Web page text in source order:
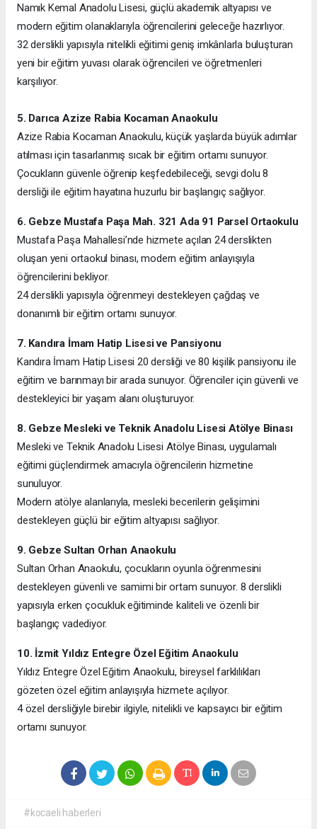
Namık Kemal Anadolu Lisesi, güçlü akademik altyapısı ve
modern eğitim olanaklarıyla öğrencilerini geleceğe hazırlıyor.
32 derslikli yapısıyla nitelikli eğitimi geniş imkânlarla buluşturan
yeni bir eğitim yuvası olarak öğrencileri ve öğretmenleri
karşılıyor.
5. Darıca Azize Rabia Kocaman Anaokulu
Azize Rabia Kocaman Anaokulu, küçük yaşlarda büyük adımlar
atılması için tasarlanmış sıcak bir eğitim ortamı sunuyor.
Çocukların güvenle öğrenip keşfedebileceği, sevgi dolu 8
dersliği ile eğitim hayatına huzurlu bir başlangıç sağlıyor.
6. Gebze Mustafa Paşa Mah. 321 Ada 91 Parsel Ortaokulu
Mustafa Paşa Mahallesi’nde hizmete açılan 24 derslikten
oluşan yeni ortaokul binası, modern eğitim anlayışıyla
öğrencilerini bekliyor.
24 derslikli yapısıyla öğrenmeyi destekleyen çağdaş ve
donanımlı bir eğitim ortamı sunuyor.
7. Kandıra İmam Hatip Lisesi ve Pansiyonu
Kandıra İmam Hatip Lisesi 20 dersliği ve 80 kişilik pansiyonu ile
eğitim ve barınmayı bir arada sunuyor. Öğrenciler için güvenli ve
destekleyici bir yaşam alanı oluşturuyor.
8. Gebze Mesleki ve Teknik Anadolu Lisesi Atölye Binası
Mesleki ve Teknik Anadolu Lisesi Atölye Binası, uygulamalı
eğitimi güçlendirmek amacıyla öğrencilerin hizmetine
sunuluyor.
Modern atölye alanlarıyla, mesleki becerilerin gelişimini
destekleyen güçlü bir eğitim altyapısı sağlıyor.
9. Gebze Sultan Orhan Anaokulu
Sultan Orhan Anaokulu, çocukların oyunla öğrenmesini
destekleyen güvenli ve samimi bir ortam sunuyor. 8 derslikli
yapısıyla erken çocukluk eğitiminde kaliteli ve özenli bir
başlangıç vadediyor.
10. İzmit Yıldız Entegre Özel Eğitim Anaokulu
Yıldız Entegre Özel Eğitim Anaokulu, bireysel farklılıkları
gözeten özel eğitim anlayışıyla hizmete açılıyor.
4 özel dersliğiyle birebir ilgiyle, nitelikli ve kapsayıcı bir eğitim
ortamı sunuyor.
#kocaeli haberleri